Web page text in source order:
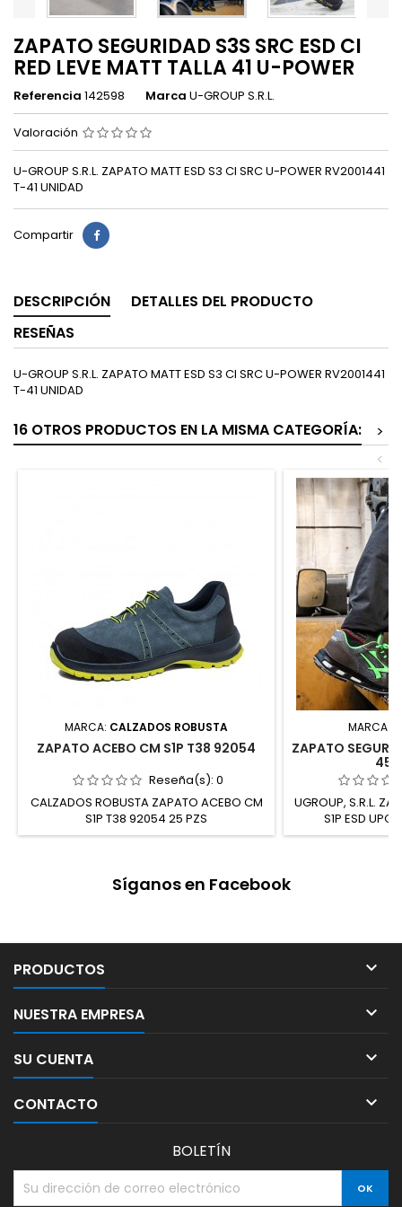
ZAPATO SEGURIDAD S3S SRC ESD CI
RED LEVE MATT TALLA 41 U-POWER
Referencia 142598 Marca U-GROUP S.R.L.
Valoración
U-GROUP S.R.L. ZAPATO MATT ESD S3 CI SRC U-POWER RV2001441
T-41 UNIDAD
Compartir
DESCRIPCIÓN
DETALLES DEL PRODUCTO
RESEÑAS
U-GROUP S.R.L. ZAPATO MATT ESD S3 CI SRC U-POWER RV2001441
T-41 UNIDAD
16 OTROS PRODUCTOS EN LA MISMA CATEGORÍA:
>
<
MARCA: CALZADOS ROBUSTA
ZAPATO ACEBO CM S1P T38 92054
Reseña(s): 0
CALZADOS ROBUSTA ZAPATO ACEBO CM
S1P T38 92054 25 PZS
MARCA:
ZAPATO
45
UGROUP, S.R.L.
S1P ESD
Síganos en Facebook
PRODUCTOS 
NUESTRA EMPRESA 
SU CUENTA 
CONTACTO 
BOLETÍN